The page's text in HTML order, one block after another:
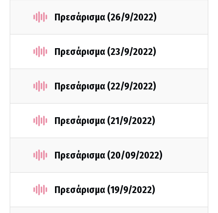
Πρεσάρισμα (26/9/2022)
Πρεσάρισμα (23/9/2022)
Πρεσάρισμα (22/9/2022)
Πρεσάρισμα (21/9/2022)
Πρεσάρισμα (20/09/2022)
Πρεσάρισμα (19/9/2022)